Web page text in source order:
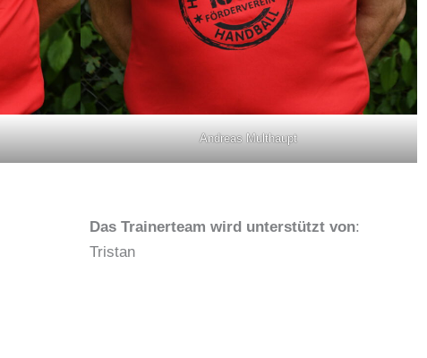
Andreas Multhaupt
Das Trainerteam wird unterstützt von:
Tristan